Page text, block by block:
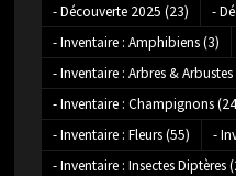
- Découverte 2025 (23) -
- Inventaire : Amphibiens(3)
- Inventaire : Arbres & Arbustes
- Inventaire : Champignons
- Inventaire : Fleurs(55) -
- Inventaire : Insectes Diptères